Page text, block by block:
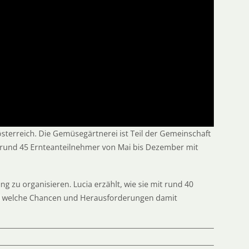
Die Gemüsegärtnerei ist Teil der Gemeinschaft
45 Ernteanteilnehmer von Mai bis Dezember mit
zu organisieren. Lucia erzählt, wie sie mit rund 40
Chancen und Herausforderungen damit